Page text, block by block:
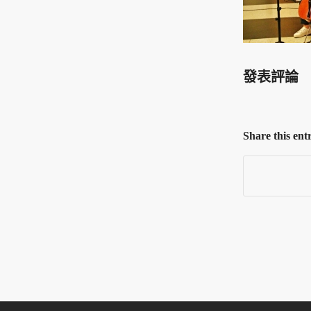
發表評論
Share this